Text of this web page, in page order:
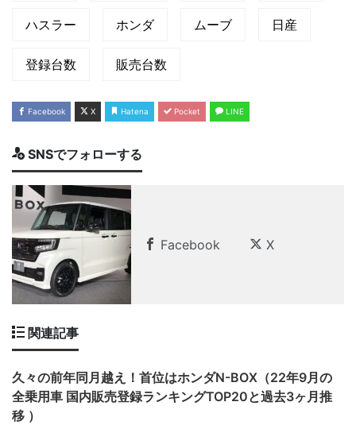
ハスラー ホンダ ムーブ 日産
登録台数 販売台数
Facebook X Hatena Pocket LINE
SNSでフォローする
Facebook X
関連記事
久々の前年同月越え！首位はホンダN-BOX（22年9月の
全乗用車 国内販売登録ランキングTOP20と過去3ヶ月推
移 ）